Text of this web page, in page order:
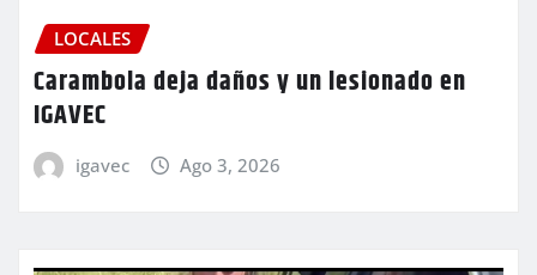
LOCALES
Carambola deja daños y un lesionado en
IGAVEC
igavec Ago 3, 2026